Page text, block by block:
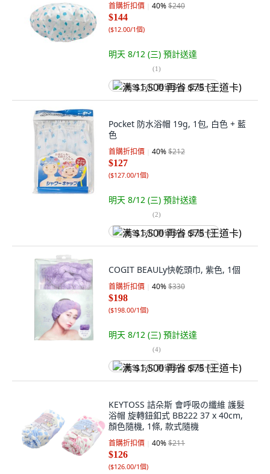
首購折扣價 40%$240
$144
($12.00/1個)
明天 8/12 (三) 預計送達
(1)
满 $1,500 再省 $75 (王道卡)
Pocket 防水浴帽 19g, 1包, 白色 + 藍
色
首購折扣價 40%$212
$127
($127.00/1個)
明天 8/12 (三) 預計送達
(2)
满 $1,500 再省 $75 (王道卡)
COGIT BEAULy快乾頭巾, 紫色, 1個
首購折扣價 40%$330
$198
($198.00/1個)
明天 8/12 (三) 預計送達
(4)
满 $1,500 再省 $75 (王道卡)
KEYTOSS 詰朵斯 會呼吸の纖維 護髮
浴帽 旋轉鈕釦式 BB222 37 x 40cm,
顏色隨機, 1條, 款式隨機
首購折扣價 40%$211
$126
($126.00/1個)